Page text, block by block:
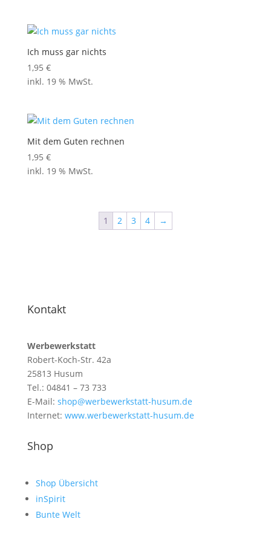
Ich muss gar nichts
1,95 €
inkl. 19 % MwSt.
Mit dem Guten rechnen
1,95 €
inkl. 19 % MwSt.
1 2 3 4 →
Kontakt
Werbewerkstatt
Robert-Koch-Str. 42a
25813 Husum
Tel.: 04841 – 73 733
E-Mail: shop@werbewerkstatt-husum.de
Internet: www.werbewerkstatt-husum.de
Shop
Shop Übersicht
inSpirit
Bunte Welt